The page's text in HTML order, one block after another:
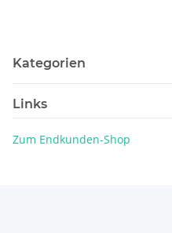
Kategorien
Links
Zum Endkunden-Shop